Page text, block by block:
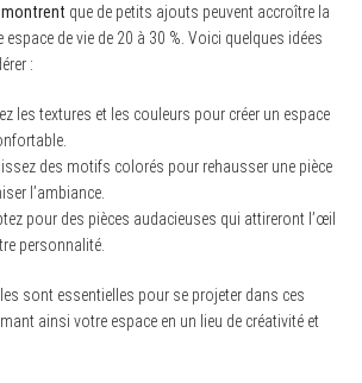
que de petits ajouts peuvent accroître la
de vie de 20 à 30 %. Voici quelques idées
:
les textures et les couleurs pour créer un espace
des motifs colorés pour rehausser une pièce
l’ambiance.
pour des pièces audacieuses qui attireront l’œil
personnalité.
sont essentielles pour se projeter dans ces
ainsi votre espace en un lieu de créativité et